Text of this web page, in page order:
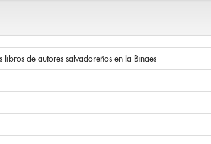
de autores salvadoreños en la Binaes